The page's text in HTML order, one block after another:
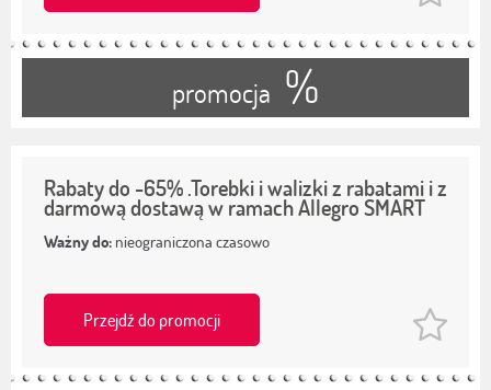
promocja %
Rabaty do -65% .Torebki i walizki z rabatami i z
darmową dostawą w ramach Allegro SMART
Ważny do: nieograniczona czasowo
Przejdź do promocji